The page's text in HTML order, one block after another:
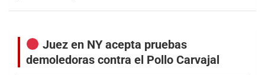
Juez en NY acepta pruebas
demoledoras contra el Pollo Carvajal